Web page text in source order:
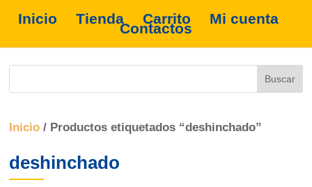
Inicio Tienda Carrito Mi cuenta
Contactos
Inicio / Productos etiquetados “deshinchado”
deshinchado